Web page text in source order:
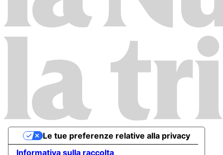
Informativa sulla raccolta
Le tue preferenze relative alla privacy